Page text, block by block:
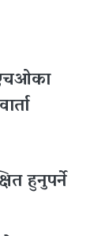
हुनुपर्ने